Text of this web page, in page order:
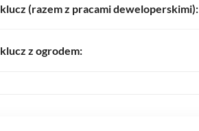
(razem z pracami deweloperskimi):
z ogrodem: